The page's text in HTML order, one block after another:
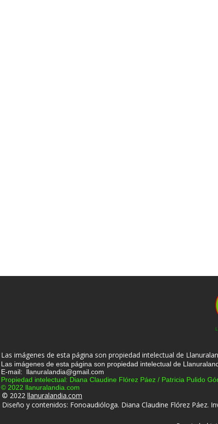
Las imágenes de esta página son propiedad intelectual de
Las imágenes de esta página son propiedad intelectual de
E-mail: llanuralandia@gmail.com
Propiedad intelectual: Diana Claudine Flórez Páez / Patricia Pulido
© 2022 llanuralandia.com
© 2022 llanuralandia.com
Diseño y contenidos: Fonoaudióloga. Diana Claudine Flórez Páez.